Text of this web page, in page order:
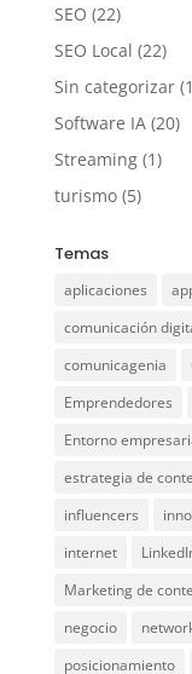
SEO (22)
SEO Local (22)
Sin categorizar
Software IA(20)
Streaming(1)
turismo(5)
Temas
aplicaciones
comunicación
comunicagenia
Emprendedores
Entorno
estrategia de
influencers
internet
Marketing de
negocio
posicionamiento